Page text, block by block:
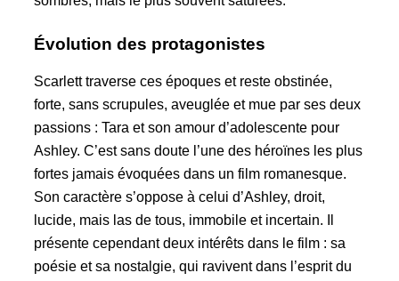
Évolution des protagonistes
Scarlett traverse ces époques et reste obstinée,
forte, sans scrupules, aveuglée et mue par ses deux
passions : Tara et son amour d’adolescente pour
Ashley. C’est sans doute l’une des héroïnes les plus
fortes jamais évoquées dans un film romanesque.
Son caractère s’oppose à celui d’Ashley, droit,
lucide, mais las de tous, immobile et incertain. Il
présente cependant deux intérêts dans le film : sa
poésie et sa nostalgie, qui ravivent dans l’esprit du